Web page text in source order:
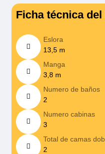
Ficha técnica
Eslora
13,5 m
Manga
3,8 m
Numero de baños
2
Numero cabinas
3
Total de camas
2